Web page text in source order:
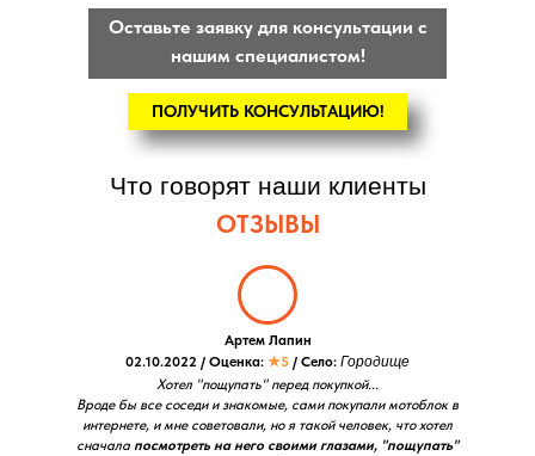
ПОЛУЧИТЬ КОНСУЛЬТАЦИЮ!
Оставьте заявку для консультации с
нашим специалистом!
Что говорят наши клиенты
ОТЗЫВЫ
Хотел "пощупать" перед покупкой...
Вроде бы все соседи и знакомые, сами покупали мотоблок в
интернете, и мне советовали, но я такой человек, что хотел
сначала посмотреть на него своими глазами, "пощупать"
Артем Лапин
02.10.2022 / Оценка: ★5 / Село: Городище